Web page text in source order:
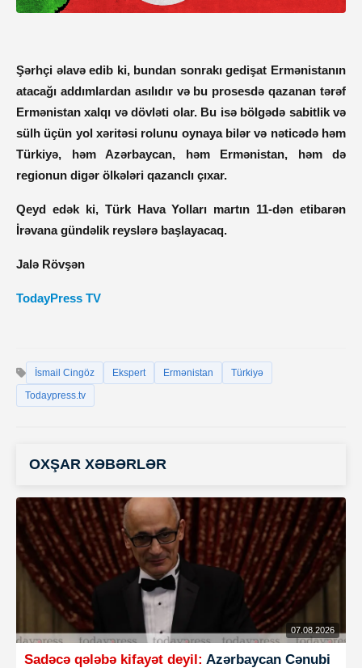
Şərhçi əlavə edib ki, bundan sonrakı gedişat Ermənistanın
atacağı addımlardan asılıdır və bu prosesdə qazanan tərəf
Ermənistan xalqı və dövləti olar. Bu isə bölgədə sabitlik və
sülh üçün yol xəritəsi rolunu oynaya bilər və nəticədə həm
Türkiyə, həm Azərbaycan, həm Ermənistan, həm də
regionun digər ölkələri qazanclı çıxar.
Qeyd edək ki, Türk Hava Yolları martın 11-dən etibarən
İrəvana gündəlik reyslərə başlayacaq.
Jalə Rövşən
TodayPress TV
İsmail Cingöz Ekspert Ermənistan
Türkiyə
Todaypress.tv
OXŞAR XƏBƏRLƏR
07.08.2026
Sadəcə qələbə kifayət deyil: Azərbaycan Cənubi